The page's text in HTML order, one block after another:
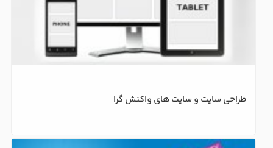
طراحی سایت و سایت های واکنش گرا